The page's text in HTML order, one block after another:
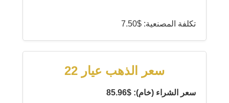
تكلفة المصنعية: $7.50
سعر الذهب عيار 22
سعر الشراء (خام): $85.96